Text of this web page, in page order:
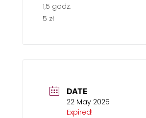
1,5 godz.
5 zł
DATE
22 May 2025
Expired!